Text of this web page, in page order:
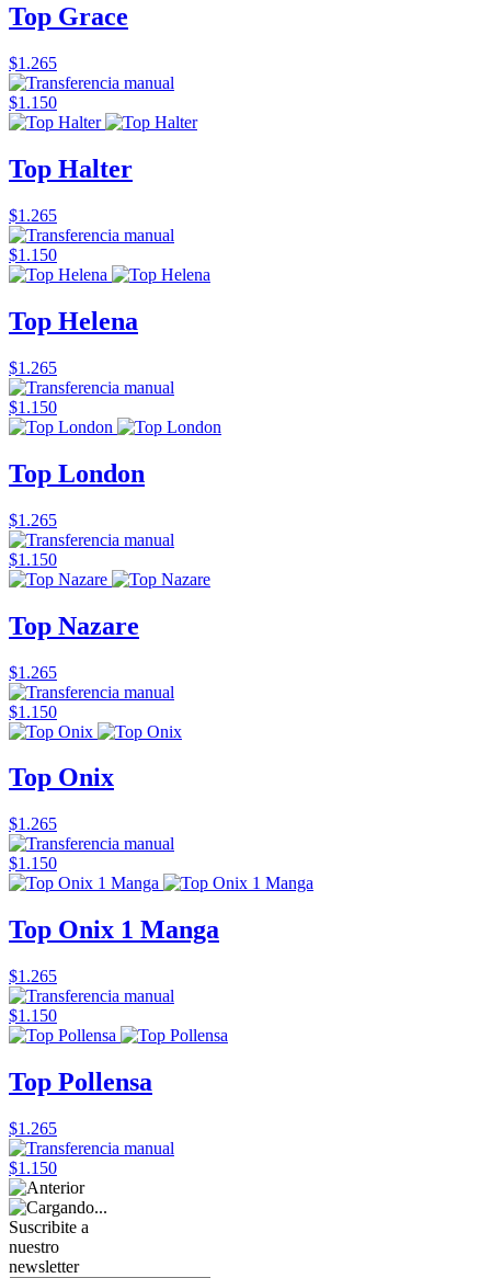
Top Grace
$1.265
$1.150
Top Halter
$1.265
$1.150
Top Helena
$1.265
$1.150
Top London
$1.265
$1.150
Top Nazare
$1.265
$1.150
Top Onix
$1.265
$1.150
Top Onix 1 Manga
$1.265
$1.150
Top Pollensa
$1.265
$1.150
Suscribite a
nuestro
newsletter